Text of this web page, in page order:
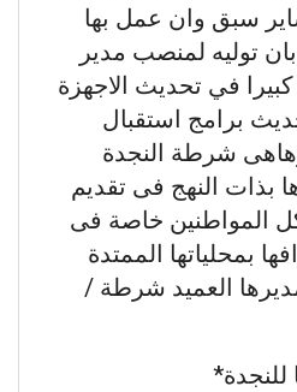
سبق وان عمل بها
توليه لمنصب مدير
كبيرا في تحديث الاجهزة
برامج استقبال
وهاهى شرطة النجدة
بذات النهج فى تقديم
المواطنين خاصة فى
بمحلياتها الممتدة
العميد شرطة /
للنجدة*